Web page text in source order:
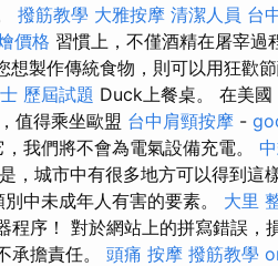
撥筋教學 大雅按摩 清潔人員 台
價格 習慣上，不僅酒精在屠宰過
想製作傳統食物，則可以用狂歡
歷屆試題 Duck上餐桌。 在美國
值得乘坐歐盟 台中肩頸按摩 -
我們將不會為電氣設備充電。
，城市中有很多地方可以得到這
中未成年人有害的要素。 大里
程序！ 對於網站上的拼寫錯誤，
承擔責任。 頭痛 按摩 撥筋教學